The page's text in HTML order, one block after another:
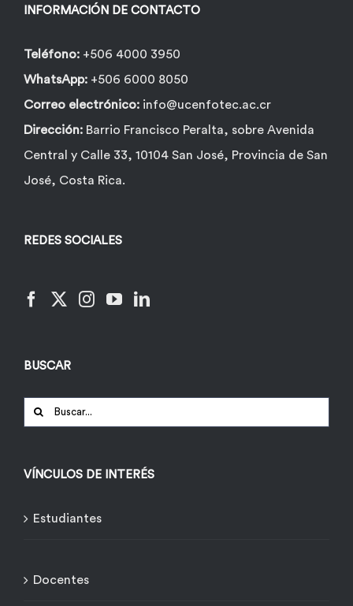
de
producto
INFORMACIÓN DE CONTACTO
Teléfono: +506 4000 3950
WhatsApp: +506 6000 8050
Correo electrónico: info@ucenfotec.ac.cr
Dirección: Barrio Francisco Peralta, sobre Avenida
Central y Calle 33, 10104 San José, Provincia de San
José, Costa Rica.
REDES SOCIALES
BUSCAR
Buscar:
VÍNCULOS DE INTERÉS
Estudiantes
Docentes